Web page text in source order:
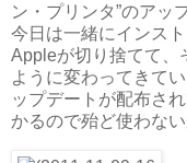
ン・プリンタ”のアッ
今日は一緒にインス
Appleが切り捨てて、
ように変わってきて
ップデートが配布さ
かるので殆ど使わな